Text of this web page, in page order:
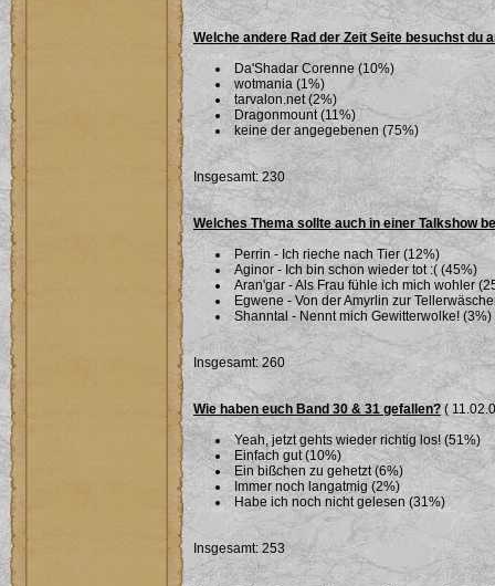
Welche andere Rad der Zeit Seite besuchst du
Da'Shadar Corenne (10%)
wotmania (1%)
tarvalon.net (2%)
Dragonmount (11%)
keine der angegebenen (75%)
Insgesamt: 230
Welches Thema sollte auch in einer Talkshow
Perrin - Ich rieche nach Tier (12%)
Aginor - Ich bin schon wieder tot :( (45%)
Aran'gar - Als Frau fühle ich mich wohler
Egwene - Von der Amyrlin zur
Shanntal - Nennt mich Gewitterwolke! (3%)
Insgesamt: 260
Wie haben euch Band 30 & 31 gefallen?(
Yeah, jetzt gehts wieder richtig los! (51%)
Einfach gut (10%)
Ein bißchen zu gehetzt (6%)
Immer noch langatmig (2%)
Habe ich noch nicht gelesen (31%)
Insgesamt: 253